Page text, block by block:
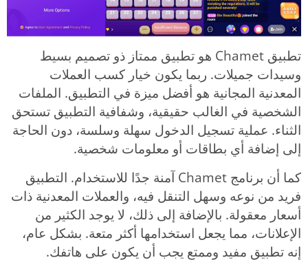
تطبيق Chamet هو تطبيق ممتاز ذو تصميم بسيط
وسيدات جميلات. ربما يكون خيار كسب العملات
المعدنية المجانية هو أفضل ميزة في التطبيق. الملفات
الشخصية في الغالب حقيقية، وشفافية التطبيق تستحق
الثناء. عملية تسجيل الدخول سهلة وسلسة، دون الحاجة
إلى إضافة أي بطاقات أو معلومات شخصية.
كما أن برنامج Chamet آمنة جدًا للاستخدام. التطبيق
فريد من نوعه وسهل التنقل فيه، والعملات المعدنية ذات
أسعار معقولة. بالإضافة إلى ذلك، لا يوجد الكثير من
الإعلانات، مما يجعل استخدامها أكثر متعة. بشكل عام،
إنه تطبيق مفيد وممتع يجب أن يكون على هاتفك.